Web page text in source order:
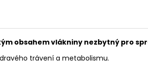
obsahem vlákniny nezbytný pro
trávení a metabolismu.